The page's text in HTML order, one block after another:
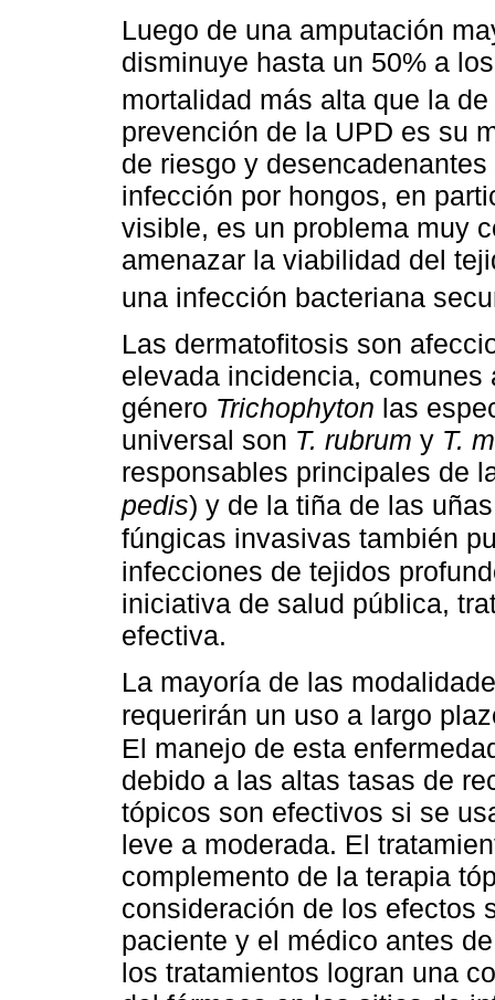
Luego de una amputación
disminuye hasta un 50% a
mortalidad más alta que la
prevención de la UPD es su
de riesgo y
infección por hongos, en
visible, es un problema muy
amenazar la viabilidad del
una infección bacteriana
Las dermatofitosis son
elevada incidencia,
género Trichophyton las
universal son T. rubrum y T.
responsables principales de
pedis) y de la tiña de las
fúngicas invasivas también
infecciones de tejidos
iniciativa de salud pública,
efectiva.
La mayoría de las
requerirán un uso a largo
El manejo de esta
debido a las altas tasas de
tópicos son efectivos si se
leve a moderada. El
complemento de la terapia
consideración de los efectos
paciente y el médico antes
los tratamientos logran una